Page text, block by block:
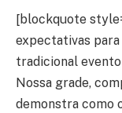
[blockquote
expectativas para
tradicional
Nossa grade,
demonstra como